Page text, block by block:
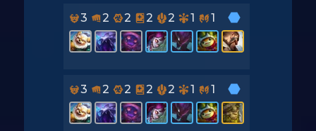
3 2 2 2 2 1 1
3 2 2 2 2 1 1